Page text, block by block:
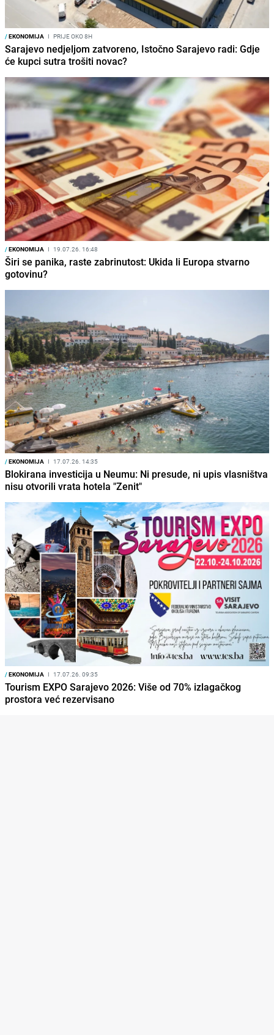
/EKONOMIJA I PRIJE OKO 8H
Sarajevo nedjeljom zatvoreno, Istočno Sarajevo radi: Gdje
će kupci sutra trošiti novac?
/EKONOMIJA I 19.07.26. 16:48
Širi se panika, raste zabrinutost: Ukida li Europa stvarno
gotovinu?
/EKONOMIJA I 17.07.26. 14:35
Blokirana investicija u Neumu: Ni presude, ni upis vlasništva
nisu otvorili vrata hotela "Zenit"
/EKONOMIJA I 17.07.26. 09:35
Tourism EXPO Sarajevo 2026: Više od 70% izlagačkog
prostora već rezervisano